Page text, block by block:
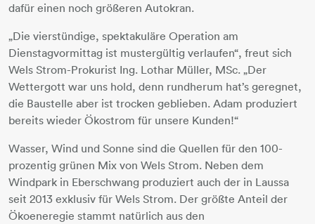
dafür einen noch größeren Autokran.
„Die vierstündige, spektakuläre Operation am
Dienstagvormittag ist mustergültig verlaufen“, freut sich
Wels Strom-Prokurist Ing. Lothar Müller, MSc. „Der
Wettergott war uns hold, denn rundherum hat’s geregnet,
die Baustelle aber ist trocken geblieben. Adam produziert
bereits wieder Ökostrom für unsere Kunden!“
Wasser, Wind und Sonne sind die Quellen für den 100-
prozentig grünen Mix von Wels Strom. Neben dem
Windpark in Eberschwang produziert auch der in Laussa
seit 2013 exklusiv für Wels Strom. Der größte Anteil der
Ökoeneregie stammt natürlich aus den